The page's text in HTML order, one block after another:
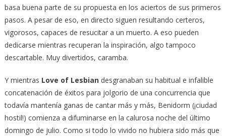
basa buena parte de su propuesta en los aciertos de sus primeros
pasos. A pesar de eso, en directo siguen resultando certeros,
vigorosos, capaces de resucitar a un muerto. A eso pueden
dedicarse mientras recuperan la inspiración, algo tampoco
descartable. Muy divertidos, caramba.
Y mientras Love of Lesbiandesgranaban su habitual e infalible
concatenación de éxitos para jolgorio de una concurrencia que
todavía mantenía ganas de cantar más y más, Benidorm (¡ciudad
hostil!) comienza a difuminarse en la calurosa noche del último
domingo de julio. Como si todo lo vivido no hubiera sido más que